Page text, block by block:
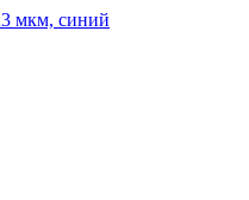
мкм, синий